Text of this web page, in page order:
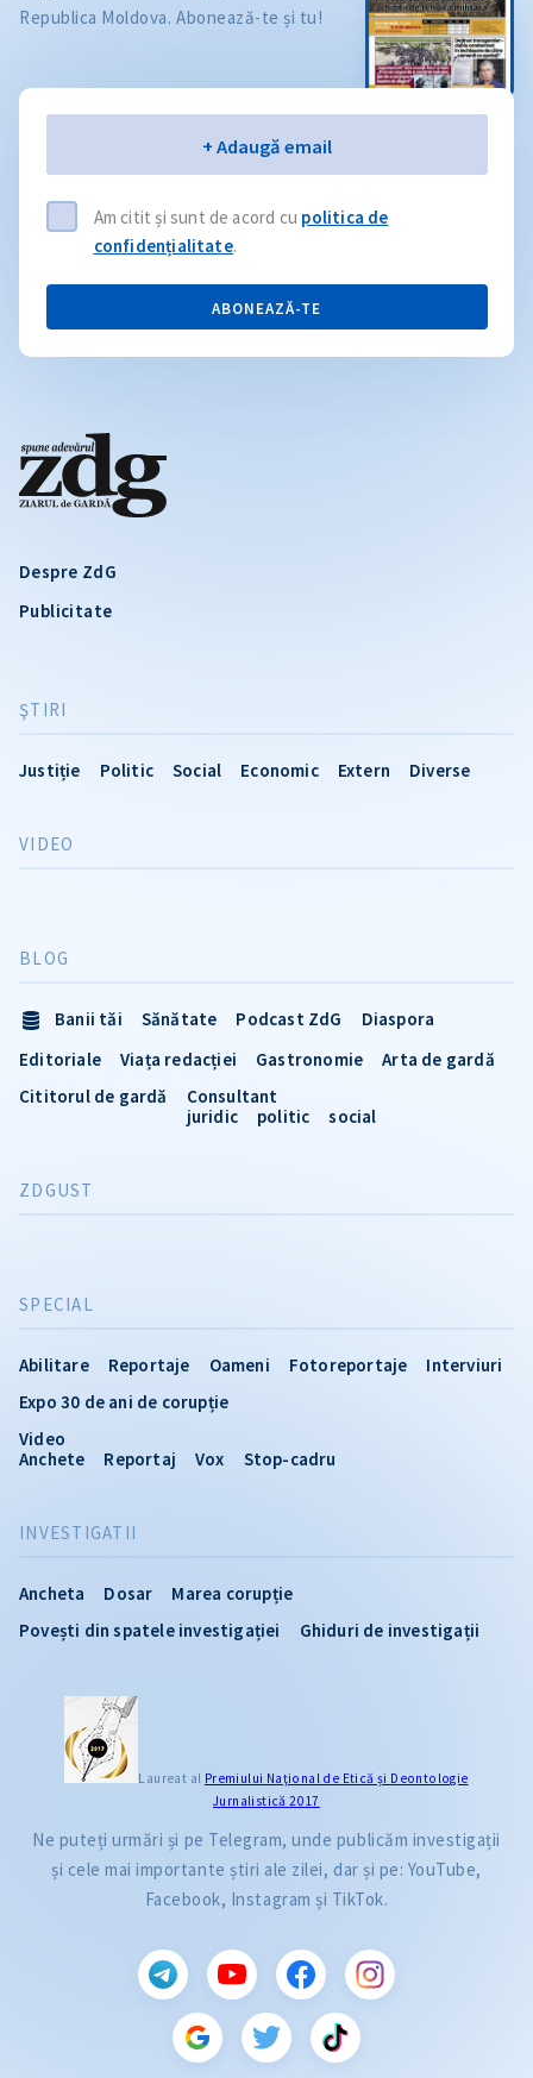
Despre ZdG
Publicitate
ŞTIRI
Justiție Politic Social Economic Extern Diverse
INVESTIGATII
Ancheta Dosar
Marea corupție
Povești din spatele investigației
Ghiduri de investigații
VIDEO
SPECIAL
Abilitare Reportaje Oameni Fotoreportaje
Interviuri
Expo 30 de ani de corupție
Video
Anchete
Reportaj Vox Stop-cadru
BLOG
Banii tăi Sănătate Podcast ZdG
Diaspora
Editoriale
Viața redacției Gastronomie
Arta de gardă
Cititorul de gardă
Consultant
juridic
politic social
ZDGUST
Republica Moldova. Abonează-te și tu!
+ Adaugă email
Am citit și sunt de acord cu politica de
confidențialitate.
ABONEAZĂ-TE
Laureat al Premiului Naţional de Etică și Deontologie
Jurnalistică 2017
Ne puteți urmări și pe Telegram, unde publicăm investigații
și cele mai importante știri ale zilei, dar și pe: YouTube,
Facebook, Instagram și TikTok.